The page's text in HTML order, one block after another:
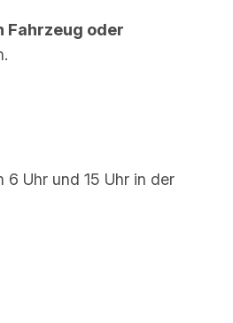
Fahrzeug oder
Uhr und 15 Uhr in der